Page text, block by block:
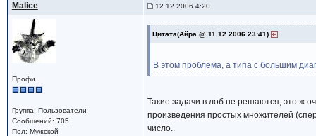
Malice 12.12.2006 4:20
Профи
Группа: Пользователи
Сообщений: 705
Пол: Мужской
Цитата(Айра @ 11.12.2006 23:41)
В этом проблема, а типа с большим
Такие задачи в лоб не решаются, это ж
произведения простых множителей
число..